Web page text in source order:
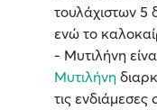
τουλάχιστων 5
ενώ το
- Μυτιλήνη
Μυτιλήνη
τις ενδιάμεσες